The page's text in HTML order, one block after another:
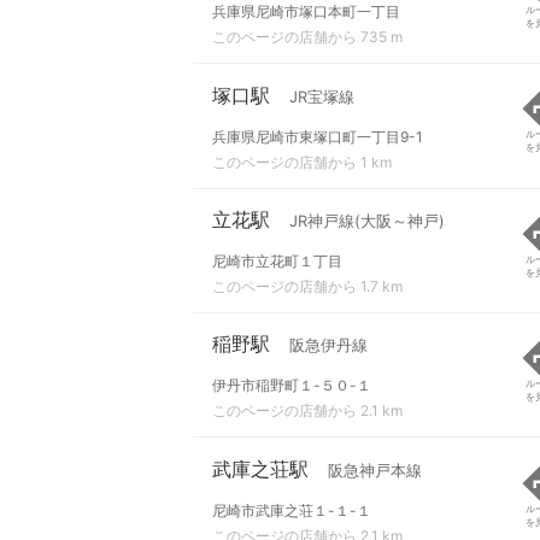
兵庫県尼崎市塚口本町一丁目
このページの店舗から 735 m
ル
を
塚口駅 JR宝塚線
兵庫県尼崎市東塚口町一丁目9-1
このページの店舗から 1 km
ル
を
立花駅 JR神戸線(大阪～神戸)
尼崎市立花町１丁目
このページの店舗から 1.7 km
ル
を
稲野駅 阪急伊丹線
伊丹市稲野町１-５０-１
このページの店舗から 2.1 km
ル
を
武庫之荘駅 阪急神戸本線
尼崎市武庫之荘１-１-１
このページの店舗から 2.1 km
ル
を